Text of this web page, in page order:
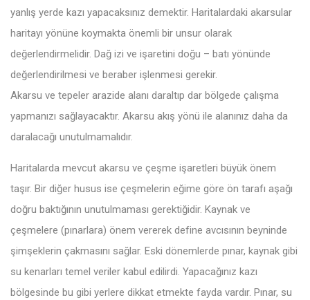
yanlış yerde kazı yapacaksınız demektir. Haritalardaki akarsular
haritayı yönüne koymakta önemli bir unsur olarak
değerlendirmelidir. Dağ izi ve işaretini doğu – batı yönünde
değerlendirilmesi ve beraber işlenmesi gerekir.
Akarsu ve tepeler arazide alanı daraltıp dar bölgede çalışma
yapmanızı sağlayacaktır. Akarsu akış yönü ile alanınız daha da
daralacağı unutulmamalıdır.
Haritalarda mevcut akarsu ve çeşme işaretleri büyük önem
taşır. Bir diğer husus ise çeşmelerin eğime göre ön tarafı aşağı
doğru baktığının unutulmaması gerektiğidir. Kaynak ve
çeşmelere (pınarlara) önem vererek define avcısının beyninde
şimşeklerin çakmasını sağlar. Eski dönemlerde pınar, kaynak gibi
su kenarları temel veriler kabul edilirdi. Yapacağınız kazı
bölgesinde bu gibi yerlere dikkat etmekte fayda vardır. Pınar, su